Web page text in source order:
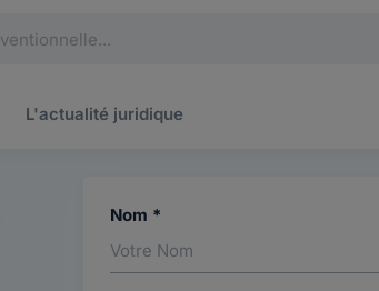
L'actualité juridique
Nom *